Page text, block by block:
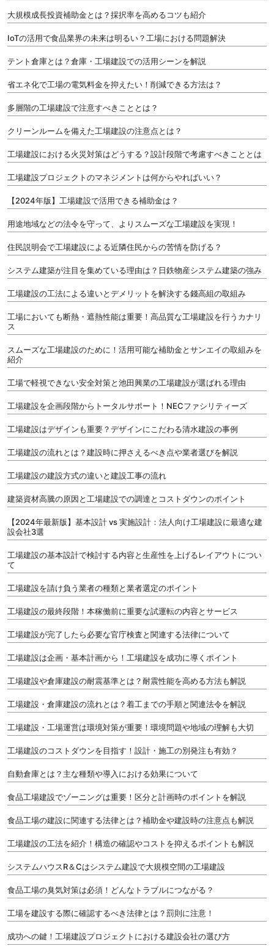
大規模成長投資補助金とは？採択率を高めるコツも紹介
IoTの活用で食品業界の未来は明るい？工場における問題解決
テント倉庫とは？倉庫・工場建設での活用シーンを解説
省エネ化で工場の電気料金を抑えたい！削減できる方法は？
多層階の工場建設で注意すべきこととは？
クリーンルームを備えた工場建設の注意点とは？
工場建設における火災対策はどうする？設計段階で考慮すべきこととは
工場建設プロジェクトのマネジメントは何からやればいい？
【2024年版】工場建設で活用できる補助金は？
用途地域などの法令を守って、よりスムーズな工場建設を実現！
住民説明会で工場建設による近隣住民からの苦情を防げる？
システム建築が注目を集めている理由は？日鉄物産システム建築の強み
工場建設の工法による違いとデメリットを解決する錢高組の取組み
工場においても断熱・遮熱性能は重要！高品質な工場建設を行うカナリ
ス
スムーズな工場建設のために！活用可能な補助金とサンエイの取組みを
紹介
工場で軽視できない安全対策と池田興業の工場建設が選ばれる理由
工場建設を企画段階からトータルサポート！NECファシリティーズ
工場建設はデザインも重要？デザインにこだわる清水建設の事例
工場建設の流れとは？建設時に押さえるべき点や業者選びを解説
工場建設の建設方式の違いと建設工事の流れ
建築資材高騰の原因と工場建設での調達とコストダウンのポイント
【2024年最新版】基本設計 vs 実施設計：法人向け工場建設に最適な建
設会社3選
工場建設の基本設計で検討する内容と生産性を上げるレイアウトについ
て
工場建設を請け負う業者の種類と業者選定のポイント
工場建設の最終段階！本稼働前に重要な試運転の内容とサービス
工場建設が完了したら必要な官庁検査と関連する法律について
工場建設は企画・基本計画から！工場建設を成功に導くポイント
工場建設や倉庫建設の耐震基準とは？耐震性能を高める方法も解説
工場建設・倉庫建設の流れとは？着工までの手順と関連法令を解説
工場建設・工場運営は環境対策が重要！環境問題や地域の理解も大切
工場建設のコストダウンを目指す！設計・施工の別発注も有効？
自動倉庫とは？主な種類や導入における効果について
食品工場建設でゾーニングは重要！区分と計画時のポイントを解説
食品工場の建設に関連する法律とは？補助金や建設時の注意点も解説
工場建設の工法を紹介！構造の確認やコストを抑えるポイントも解説
システムハウスR＆Cはシステム建設で大規模空間の工場建設
食品工場の臭気対策は必須！どんなトラブルにつながる？
工場を建設する際に確認するべき法律とは？罰則に注意！
成功への鍵！工場建設プロジェクトにおける建設会社の選び方